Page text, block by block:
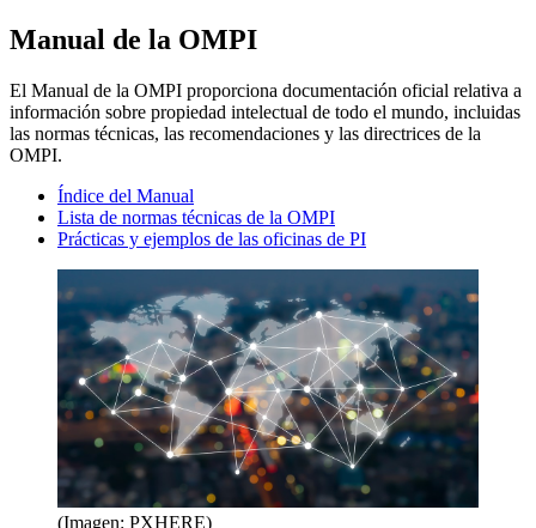
Manual de la OMPI
El Manual de la OMPI proporciona documentación oficial relativa a
información sobre propiedad intelectual de todo el mundo, incluidas
las normas técnicas, las recomendaciones y las directrices de la
OMPI.
Índice del Manual
Lista de normas técnicas de la OMPI
Prácticas y ejemplos de las oficinas de PI
(Imagen: PXHERE)